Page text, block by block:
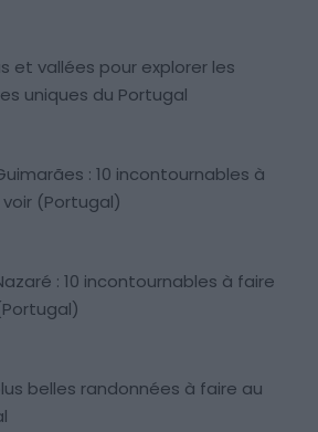
et vallées pour explorer les
uniques du Portugal
: 10 incontournables à
(Portugal)
: 10 incontournables à faire
belles randonnées à faire au